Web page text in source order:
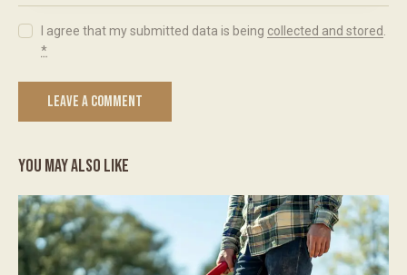
I agree that my submitted data is being collected and stored
*
YOU MAY ALSO LIKE